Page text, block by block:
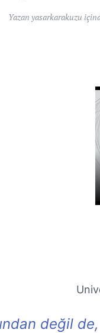
Yazan yasarkarakuzu
değil